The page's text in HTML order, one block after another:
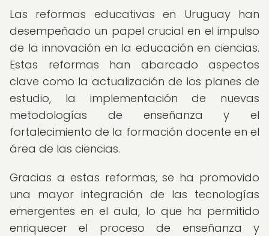
Las reformas educativas en Uruguay han
desempeñado un papel crucial en el impulso
de la innovación en la educación en ciencias.
Estas reformas han abarcado aspectos
clave como la actualización de los planes de
estudio, la implementación de nuevas
metodologías de enseñanza y el
fortalecimiento de la formación docente en el
área de las ciencias.
Gracias a estas reformas, se ha promovido
una mayor integración de las tecnologías
emergentes en el aula, lo que ha permitido
enriquecer el proceso de enseñanza y